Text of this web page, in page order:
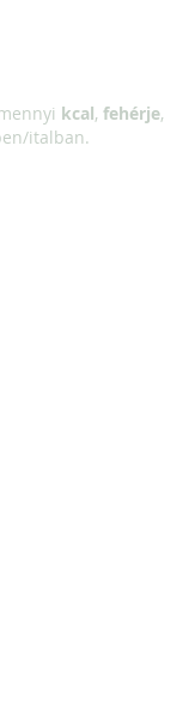
kcal, fehérje,
italban.